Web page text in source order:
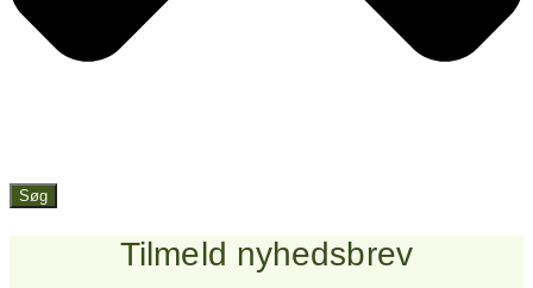
Søg
Tilmeld nyhedsbrev